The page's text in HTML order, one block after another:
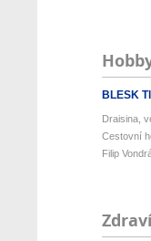
BLESK
Draisina,
Cestovní
Filip